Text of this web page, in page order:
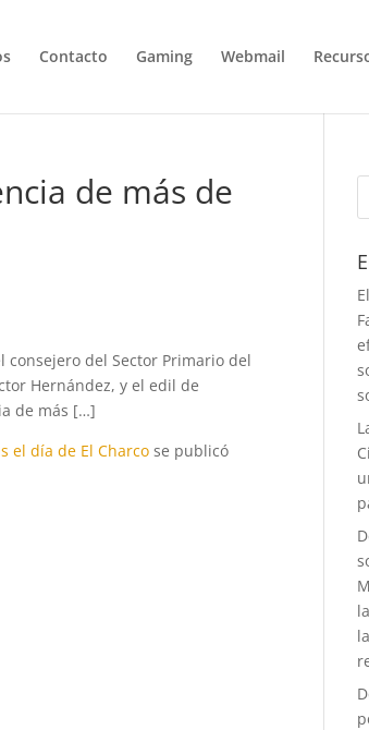
Contacto Gaming Webmail
de más de
del Sector Primario del
Hernández, y el edil de
de más […]
el día de El Charco se publicó